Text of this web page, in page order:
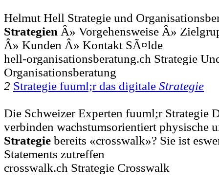
Helmut Hell Strategie und
Strategien Â» Vorgehensweise Â»
Â» Kunden Â» Kontakt SÃ¤lde
hell-organisationsberatung.ch Strategie
Organisationsberatung
2 Strategie fuuml;r das digitale Strategie
Die Schweizer Experten fuuml;r Strategie
verbinden wachstumsorientiert physische
Strategie bereits «crosswalk»? Sie ist
Statements zutreffen
crosswalk.ch Strategie Crosswalk